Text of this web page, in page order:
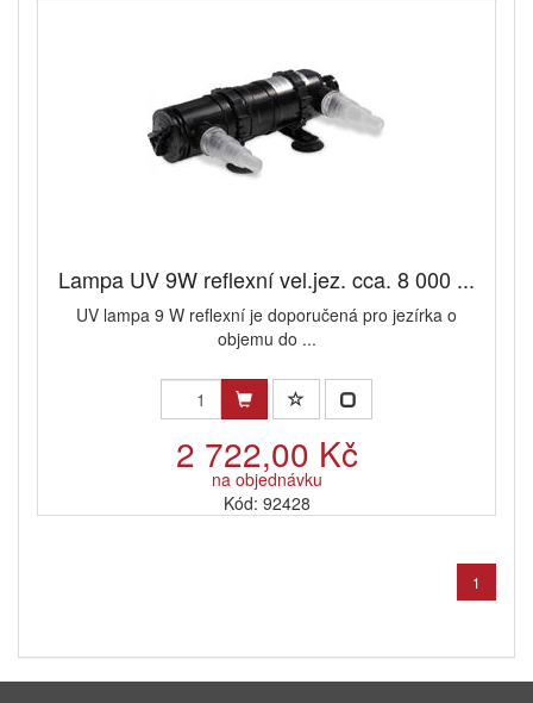
Lampa UV 9W reflexní vel.jez. cca. 8 000 ...
UV lampa 9 W reflexní je doporučená pro jezírka o
objemu do ...
2 722,00 Kč
na objednávku
Kód: 92428
1